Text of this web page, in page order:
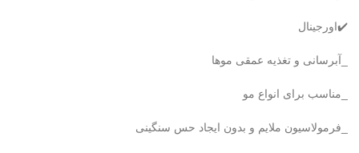
✔️اورجینال
_آبرسانی و تغذیه عمقی موها
_مناسب برای انواع مو
_فرمولاسیون ملایم و بدون ایجاد حس سنگینی